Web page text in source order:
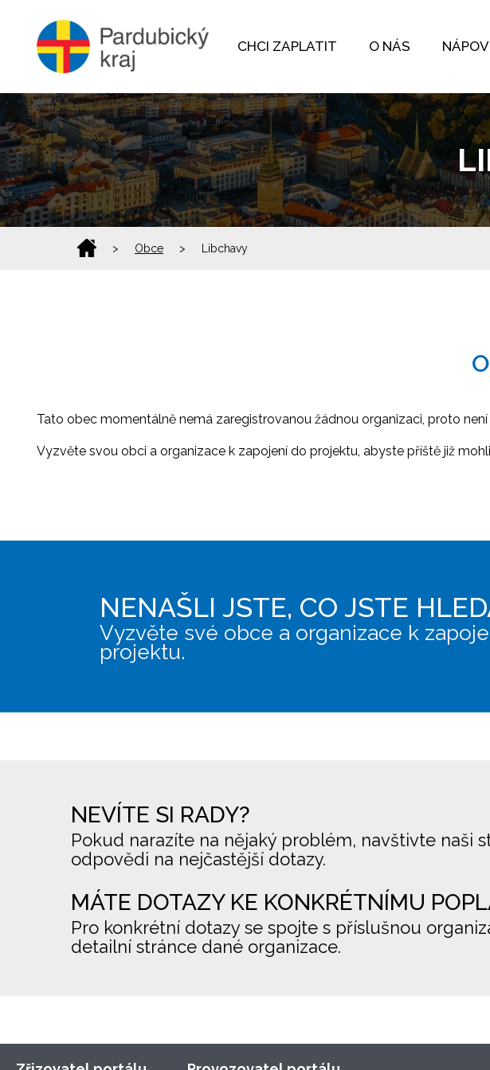
CHCI ZAPLATIT O NÁS
> Obce > Libchavy
Tato obec momentálně nemá zaregistrovanou žádnou organizaci, proto
Vyzvěte svou obci a organizace k zapojení do projektu, abyste příště již
NENAŠLI JSTE, CO JSTE
Vyzvěte své obce a organizace k
projektu.
NEVÍTE SI RADY?
Pokud narazíte na nějaký problém, navštivte naši
odpovědi na nejčastější dotazy.
MÁTE DOTAZY KE KONKRÉTNÍMU
Pro konkrétní dotazy se spojte s příslušnou
detailní stránce dané organizace.